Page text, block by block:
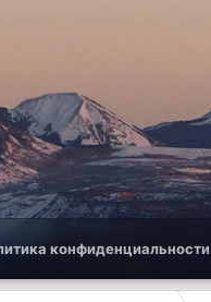
конфиденциальности